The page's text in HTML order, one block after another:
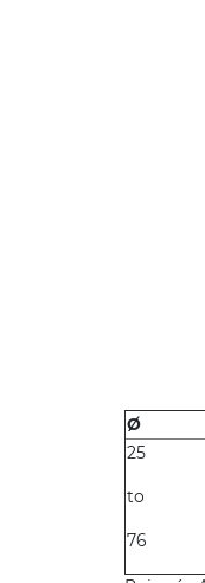
Ø
25
to
76